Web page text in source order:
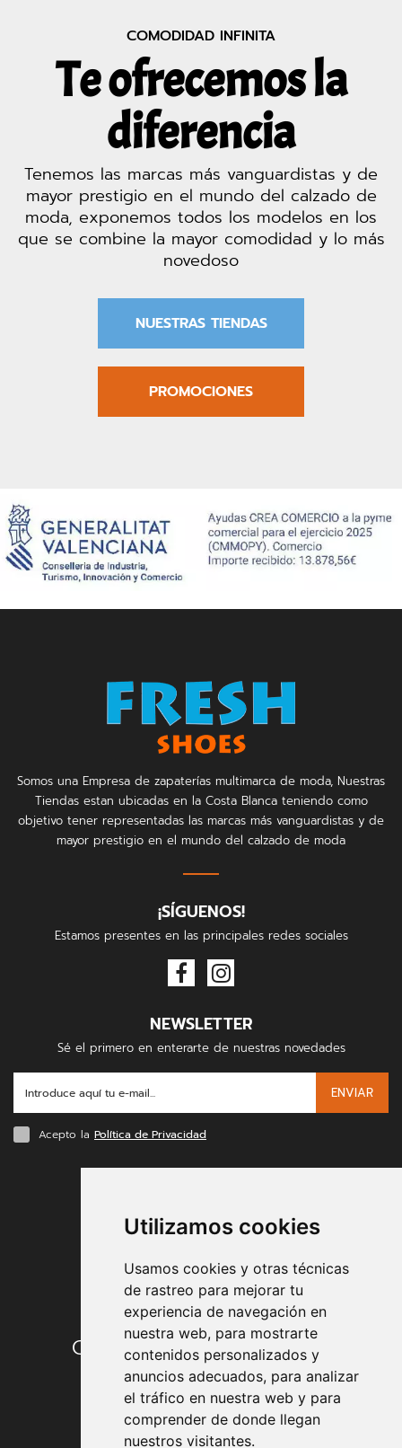
Utilizamos cookies
Usamos cookies y otras técnicas
de rastreo para mejorar tu
experiencia de navegación en
nuestra web, para mostrarte
contenidos personalizados y
anuncios adecuados, para analizar
el tráfico en nuestra web y para
comprender de donde llegan
nuestros visitantes.
COMODIDAD INFINITA
Te ofrecemos la
diferencia
Tenemos las marcas más vanguardistas y de
mayor prestigio en el mundo del calzado de
moda, exponemos todos los modelos en los
que se combine la mayor comodidad y lo más
novedoso
NUESTRAS TIENDAS
PROMOCIONES
Somos una Empresa de zapaterías multimarca de moda, Nuestras
Tiendas estan ubicadas en la Costa Blanca teniendo como
objetivo tener representadas las marcas más vanguardistas y de
mayor prestigio en el mundo del calzado de moda
¡SÍGUENOS!
Estamos presentes en las principales redes sociales
NEWSLETTER
Sé el primero en enterarte de nuestras novedades
ENVIAR
Acepto la Política de Privacidad
Condiciones de contratación
Envío y entrega
Devoluciones